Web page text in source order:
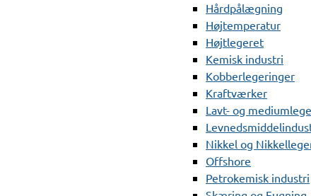
Hårdpålægning
Højtemperatur
Højtlegeret
Kemisk industri
Kobberlegeringer
Kraftværker
Lavt- og
Nikkel og
Offshore
Petrokemisk industri